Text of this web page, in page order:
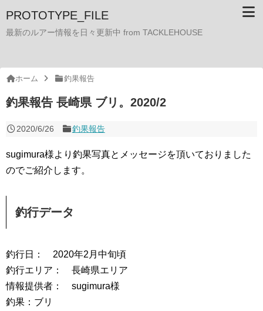
PROTOTYPE_FILE
最新のルアー情報を日々更新中 from TACKLEHOUSE
ホーム 釣果報告
釣果報告 長崎県 ブリ。2020/2
2020/6/26 釣果報告
sugimura様より釣果写真とメッセージを頂いておりました
のでご紹介します。
釣行データ
釣行日： 2020年2月中旬頃
釣行エリア： 長崎県エリア
情報提供者： sugimura様
釣果：ブリ